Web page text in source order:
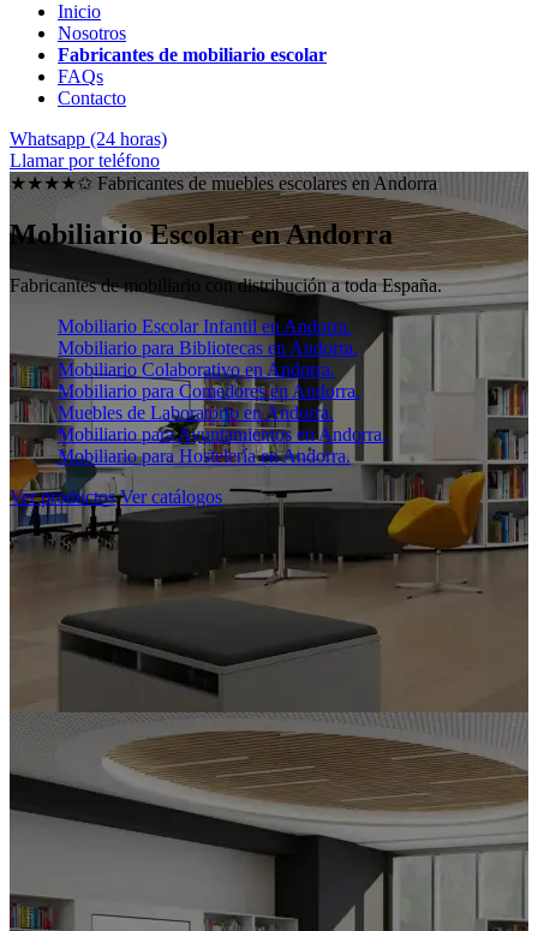
Inicio
Nosotros
Fabricantes de mobiliario escolar
FAQs
Contacto
Whatsapp (24 horas)
Llamar por teléfono
★★★★✩ Fabricantes de muebles escolares en Andorra
Mobiliario Escolar enAndorra
Fabricantes de mobiliario con distribución a toda España.
Mobiliario Escolar Infantil en Andorra.
Mobiliario para Bibliotecas en Andorra.
Mobiliario Colaborativo en Andorra.
Mobiliario para Comedores en Andorra.
Muebles de Laboratorio en Andorra.
Mobiliario para Ayuntamientos en Andorra.
Mobiliario para Hostelería en Andorra.
Ver productos Ver catálogos